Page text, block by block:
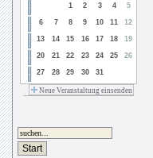
1 2 3 4 5
6 7 8 9 10 11 12
13 14 15 16 17 18 19
20 21 22 23 24 25 26
27 28 29 30 31
Neue Veranstaltung einsenden